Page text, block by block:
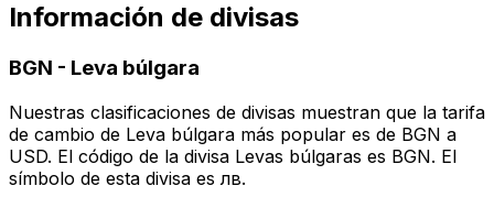
Información de divisas
BGN - Leva búlgara
Nuestras clasificaciones de divisas muestran que la tarifa
de cambio de Leva búlgara más popular es de BGN a
USD. El código de la divisa Levas búlgaras es BGN. El
símbolo de esta divisa es лв.